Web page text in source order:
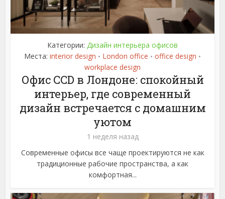
Категории: Дизайн интерьера офисов
Места: interior design • London office • office design •
workplace design
Офис CCD в Лондоне: спокойный
интерьер, где современный
дизайн встречается с домашним
уютом
1 неделя назад
Современные офисы все чаще проектируются не как
традиционные рабочие пространства, а как
комфортная...